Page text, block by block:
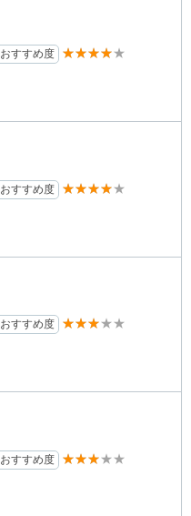
おすすめ度 ★★★★★
おすすめ度 ★★★★★
おすすめ度 ★★★★★
おすすめ度 ★★★★★